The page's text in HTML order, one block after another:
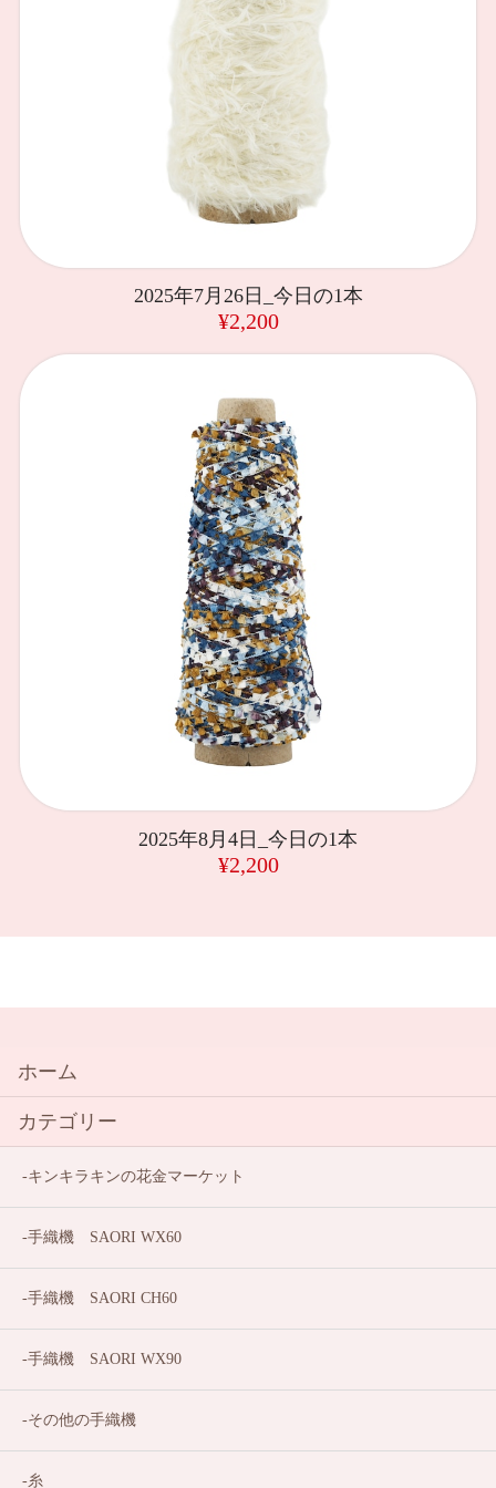
2025年7月26日_今日の1本
¥2,200
2025年8月4日_今日の1本
¥2,200
ホーム
カテゴリー
キンキラキンの花金マーケット
手織機 SAORI WX60
手織機 SAORI CH60
手織機 SAORI WX90
その他の手織機
糸